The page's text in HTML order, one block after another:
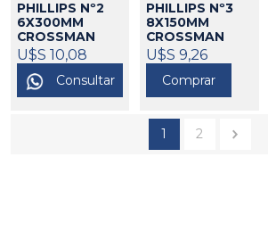
PHILLIPS Nº2
6X300MM
CROSSMAN
550036
U$S 10,08
Consultar
PHILLIPS Nº3
8X150MM
CROSSMAN
550037
U$S 9,26
Comprar
1 2